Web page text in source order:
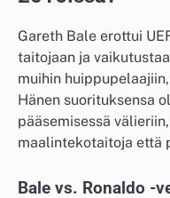
Gareth Bale erottui
taitojaan ja
muihin
Hänen suorituksensa
pääsemisessä
maalintekotaitoja että
Bale vs. Ronaldo -